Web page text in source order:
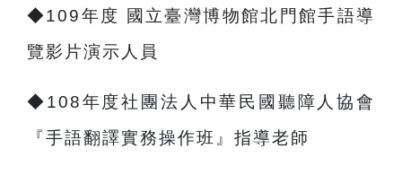
◆109年度
國立臺灣博物館北門館手語導
覽影片演示人員
◆108年度社團法人中華民國聽障人協會
『手語翻譯實務操作班』指導老師